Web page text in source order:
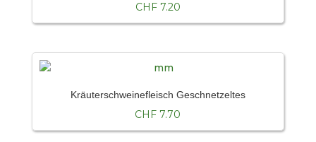
CHF 7.20
Kräuterschweinefleisch Geschnetzeltes
CHF 7.70